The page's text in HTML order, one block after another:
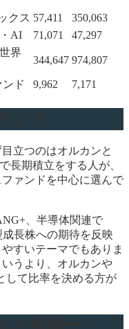
クス 57,411
350,063
AI 71,071 47,297
界
344,647 974,807
ド 9,962 7,171
立つのはオルカンと
長期積立をする人が、
ァンドを中心に選んで
、半導体関連で
長株への期待を反映
すいテーマでもありま
うより、オルカンや
して比率を決める方が